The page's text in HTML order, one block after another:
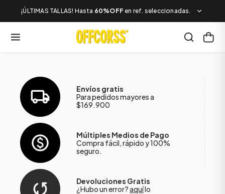
¡ÚLTIMAS TALLAS! Hasta 60%OFF en ref. seleccionadas.
Envíos gratis
Para pedidos mayores a
$169.900
Múltiples Medios de Pago
Compra fácil, rápido y 100%
seguro.
Devoluciones Gratis
¿Hubo un error?aquílo